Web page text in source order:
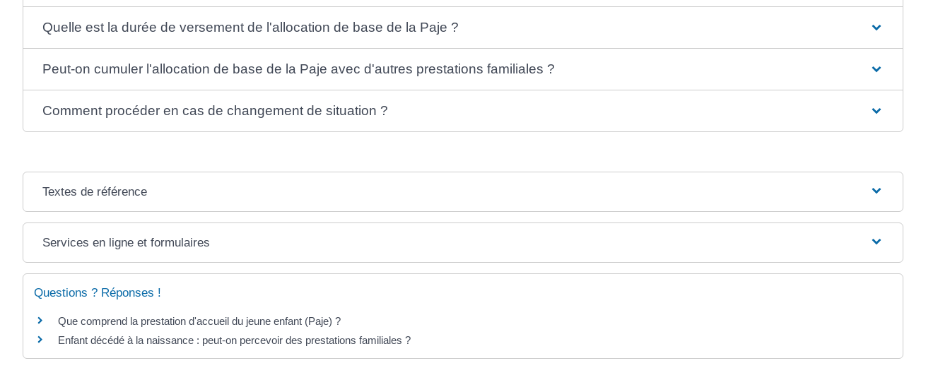
Quelle est la durée de versement de l'allocation de base de la Paje ?
Peut-on cumuler l'allocation de base de la Paje avec d'autres prestations familiales ?
Comment procéder en cas de changement de situation ?
Textes de référence
Services en ligne et formulaires
Questions ? Réponses !
Que comprend la prestation d'accueil du jeune enfant (Paje) ?
Enfant décédé à la naissance : peut-on percevoir des prestations familiales ?